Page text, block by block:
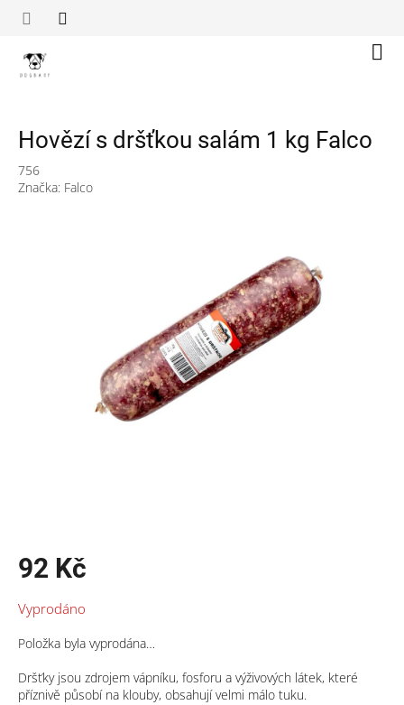
Hovězí s dršťkou salám 1 kg Falco
756
Značka: Falco
92 Kč
cena:
Vyprodáno
Položka byla vyprodána…
Dršťky jsou zdrojem vápníku, fosforu a výživových látek, které
příznivě působí na klouby, obsahují velmi málo tuku.